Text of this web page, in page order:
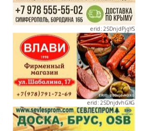
erid: 2SDnjdvhGXG